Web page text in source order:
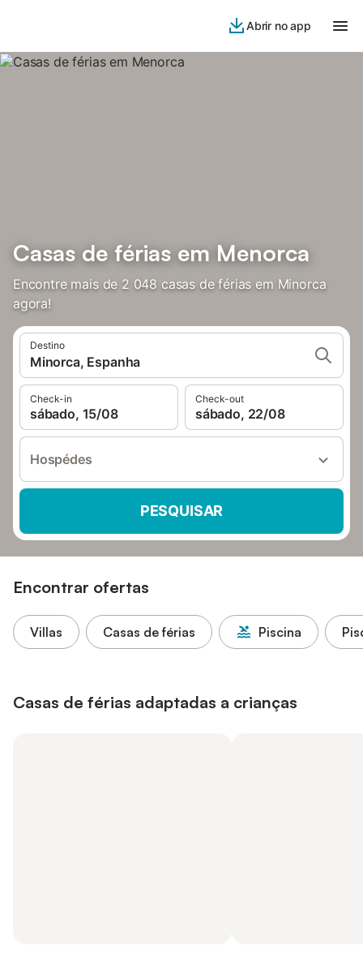
Abrir no app
Casas de férias em Menorca
Encontre mais de 2 048 casas de férias em Minorca
agora!
Destino
Minorca, Espanha
Check-in
sábado, 15/08
Check-out
sábado, 22/08
Hospédes
PESQUISAR
Encontrar ofertas
Villas Casas de férias Piscina
Casas de férias adaptadas a crianças